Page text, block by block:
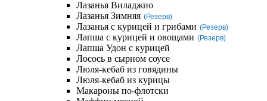
Лазанья Виладжио
Лазанья Зимняя (Резерв)
Лазанья с курицей и грибами (Резерв)
Лапша с курицей и овощами (Резерв)
Лапша Удон с курицей
Лосось в сырном соусе
Люля-кебаб из говядины
Люля-кебаб из курицы
Макароны по-флотски